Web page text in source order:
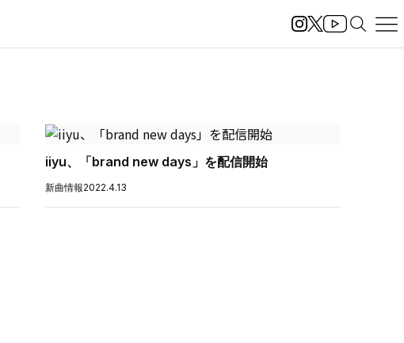
iiyu、「brand new days」を配信開始
新曲情報2022.4.13